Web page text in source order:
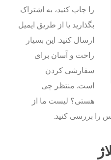
را چاپ کنید، به اشتراک
بگذارید یا از طریق ایمیل
ارسال کنید. این بسیار
راحت و آسان برای
سفارشی کردن
است. منتظر چی
هستی؟ لیست ما از
بررسی کنید.